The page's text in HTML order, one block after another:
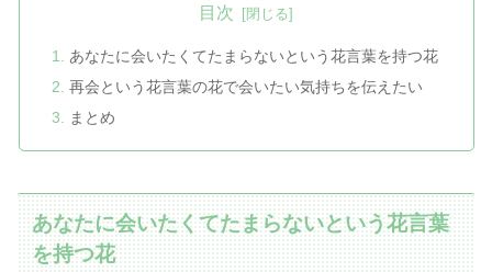
目次
あなたに会いたくてたまらないという花言葉を持つ花
再会という花言葉の花で会いたい気持ちを伝えたい
まとめ
あなたに会いたくてたまらないという花言葉
を持つ花